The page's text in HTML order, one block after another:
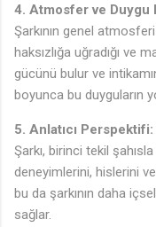
4. Atmosfer ve Duygu
Şarkının genel
haksızlığa uğradığı ve
gücünü bulur ve
boyunca bu duyguların
5. Anlatıcı Perspektifi:
Şarkı, birinci tekil şahısla
deneyimlerini, hislerini
bu da şarkının daha
sağlar.